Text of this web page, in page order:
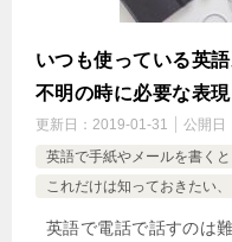
いつも使っている英
不明の時に必要な表
更新日： 2019-01-31 公開日
英語で手紙やメールを書く
これだけは知っておきたい
英語で電話で話すのは